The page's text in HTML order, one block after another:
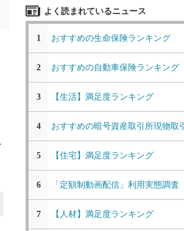
よく読まれているニュース
1 おすすめの生命保険ランキング
2 おすすめの自動車保険ランキング
3 【生活】満足度ランキング
4 おすすめの暗号資産取引所現物取引
5 【住宅】満足度ランキング
6 「定額制動画配信」利用実態調査
7 【人材】満足度ランキング